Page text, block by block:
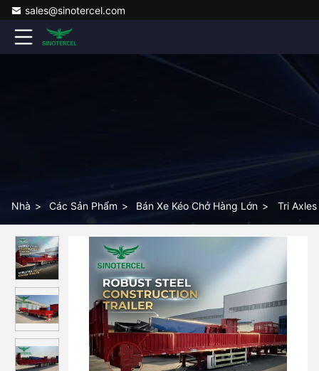
sales@sinotercel.com
Nhà > Các Sản Phẩm > Bán Xe Kéo Chở Hàng Lớn > Tri